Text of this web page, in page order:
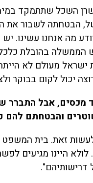
השכל שתתמקד
הבטחתה לשבור את
מה אנחנו עשינו.
הממשלה בהובלת
ישראל מעולם לא
יכול לקום בבוקר
מכסים, אבל
והבטחתם להם
זאת. בית המשפט
לולא היינו מגיעים
דרישותיהם".